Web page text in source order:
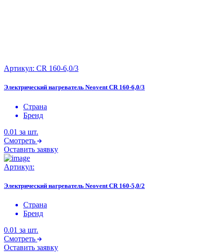
Артикул: CR 160-6,0/3
Электрический нагреватель Neovent CR 160-6,0/3
Страна
Бренд
0.01 за шт.
Смотреть
Оставить заявку
Артикул:
Электрический нагреватель Neovent CR 160-5,0/2
Страна
Бренд
0.01 за шт.
Смотреть
Оставить заявку